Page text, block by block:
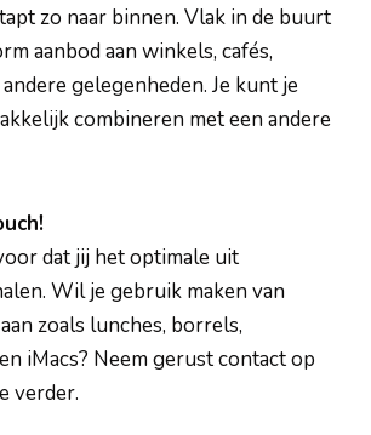
zo naar binnen. Vlak in de buurt
aanbod aan winkels, cafés,
gelegenheden. Je kunt je
combineren met een andere
dat jij het optimale uit
Wil je gebruik maken van
zoals lunches, borrels,
iMacs? Neem gerust contact op
verder.